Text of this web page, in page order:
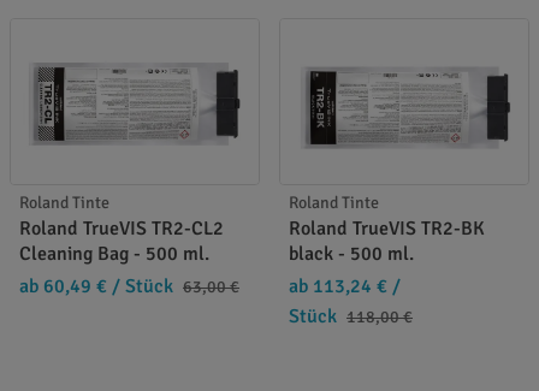
Roland Tinte
Roland TrueVIS TR2-CL2
Cleaning Bag - 500 ml.
ab 60,49 € / Stück 63,00 €
Roland Tinte
Roland TrueVIS TR2-BK
black - 500 ml.
ab 113,24 € /
Stück 118,00 €